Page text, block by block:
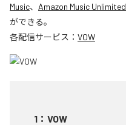
Music、 Amazon Music Unlimited
ができる。
各配信サービス： VOW
1 ： VOW